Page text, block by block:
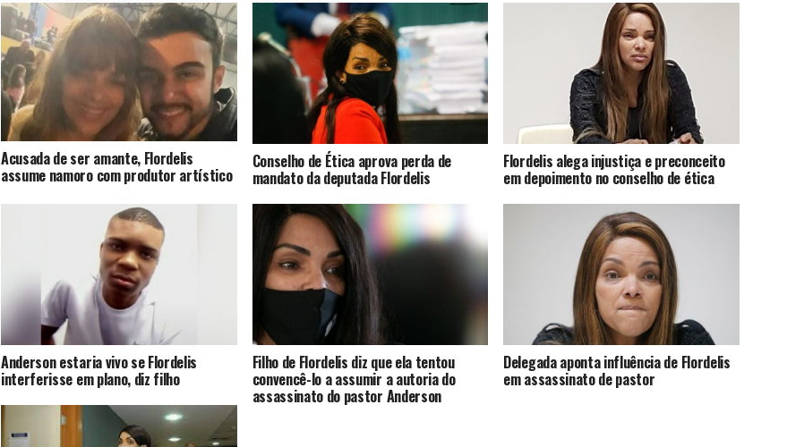
Acusada de ser amante, Flordelis
assume namoro com produtor artístico
Conselho de Ética aprova perda de
mandato da deputada Flordelis
Flordelis alega injustiça e preconceito
em depoimento no conselho de ética
Anderson estaria vivo se Flordelis
interferisse em plano, diz filho
Filho de Flordelis diz que ela tentou
convencê-lo a assumir a autoria do
assassinato do pastor Anderson
Delegada aponta influência de Flordelis
em assassinato de pastor